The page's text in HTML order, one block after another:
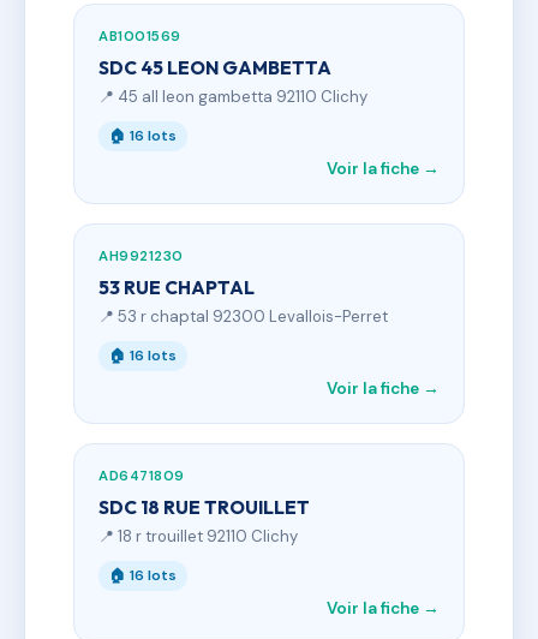
AB1001569
SDC 45 LEON GAMBETTA
📍 45 all leon gambetta 92110 Clichy
🏠 16 lots
Voir la fiche →
AH9921230
53 RUE CHAPTAL
📍 53 r chaptal 92300 Levallois-Perret
🏠 16 lots
Voir la fiche →
AD6471809
SDC 18 RUE TROUILLET
📍 18 r trouillet 92110 Clichy
🏠 16 lots
Voir la fiche →